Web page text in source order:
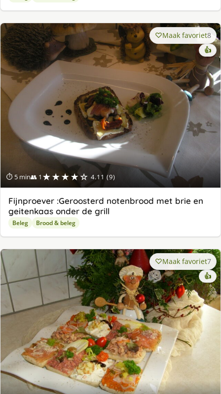
⏱ 5 min👥 1 ★★★★☆ 4.11 (9)
Maak favoriet8
👍
Fijnproever :Geroosterd notenbrood met brie en
geitenkaas onder de grill
Beleg Brood & beleg
Maak favoriet7
👍